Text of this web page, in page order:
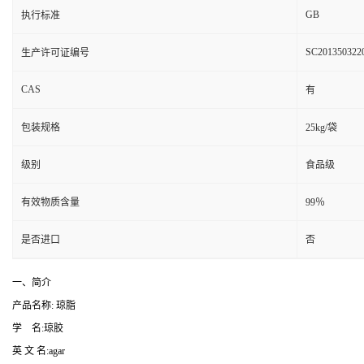
执行标准 GB
生产许可证编号
CAS 有
包装规格 25kg/袋
级别 食品级
有效物质含量 99％
是否进口 否
一、简介
产品名称: 琼脂
学 名:琼胶
英 文 名:agar